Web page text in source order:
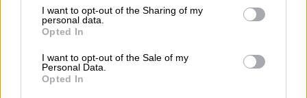
not limited to your visit or usage behaviour. You may click to
grant or deny consent to Google and its third-party tags to
use your data for below specified purposes in below Google
consent section.
I want to opt-out of the Sharing of my
personal data.
Opted In
I want to opt-out of the Sale of my
Personal Data.
Opted In
το πλοίο σας και σκοτώσαμε 34
ανθρώπους…» - Περίεργο γεγονός με
Ισραήλ και ΗΠΑ